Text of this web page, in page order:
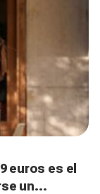
euros es el
un